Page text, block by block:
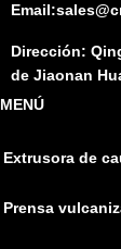
Dirección:
de Jiaonan
MENÚ
Extrusora de
Prensa